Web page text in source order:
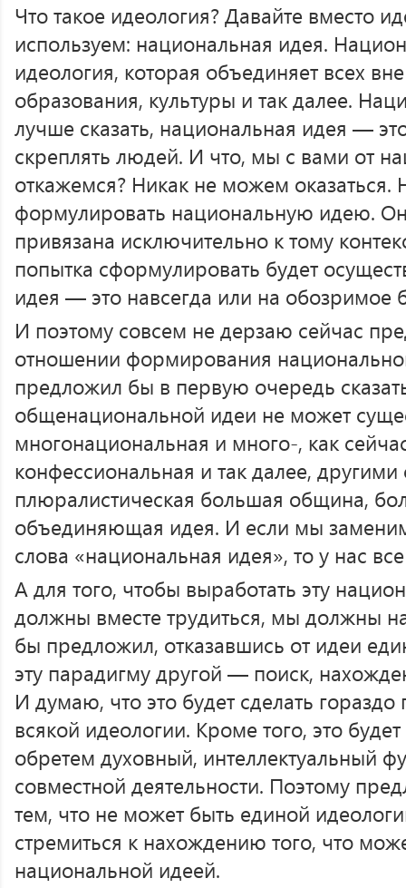
Что такое идеология? Давайте вместо
используем: национальная идея.
идеология, которая объединяет всех
образования, культуры и так далее.
лучше сказать, национальная идея —
скреплять людей. И что, мы с вами от
откажемся? Никак не можем оказаться.
формулировать национальную идею.
привязана исключительно к тому
попытка сформулировать будет
идея — это навсегда или на обозримое
И поэтому совсем не дерзаю сейчас
отношении формирования
предложил бы в первую очередь
общенациональной идеи не может
многонациональная и много-, как
конфессиональная и так далее,
плюралистическая большая община,
объединяющая идея. И если мы
слова «национальная идея», то у нас
А для того, чтобы выработать эту
должны вместе трудиться, мы должны
бы предложил, отказавшись от идеи
эту парадигму другой — поиск,
И думаю, что это будет сделать
всякой идеологии. Кроме того, это
обретем духовный, интеллектуальный
совместной деятельности. Поэтому
тем, что не может быть единой
стремиться к нахождению того, что
национальной идеей.